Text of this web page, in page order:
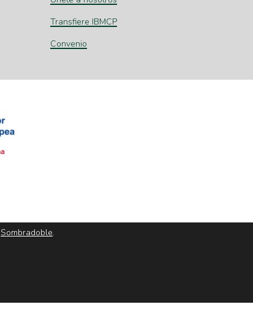
Transfiere IBMCP
Convenio
Sombradoble.